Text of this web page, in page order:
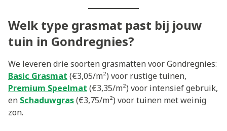
Welk type grasmat past bij jouw
tuin in Gondregnies?
We leveren drie soorten grasmatten voor Gondregnies:
Basic Grasmat (€3,05/m²) voor rustige tuinen,
Premium Speelmat (€3,35/m²) voor intensief gebruik,
en Schaduwgras(€3,75/m²) voor tuinen met weinig
zon.